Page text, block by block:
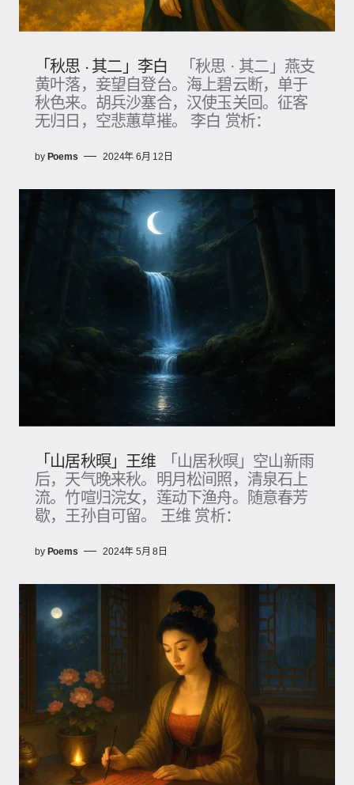
「秋思 · 其二」李白
「秋思 · 其二」燕支
黄叶落，妾望自登台。海上碧云断，单于
秋色来。胡兵沙塞合，汉使玉关回。征客
无归日，空悲蕙草摧。 李白 赏析：
by Poems 2024年 6月 12日
「山居秋暝」王维
「山居秋暝」空山新雨
后，天气晚来秋。明月松间照，清泉石上
流。竹喧归浣女，莲动下渔舟。随意春芳
歇，王孙自可留。 王维 赏析：
by Poems 2024年 5月 8日